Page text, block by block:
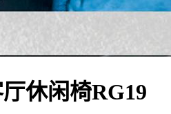
休闲椅RG19